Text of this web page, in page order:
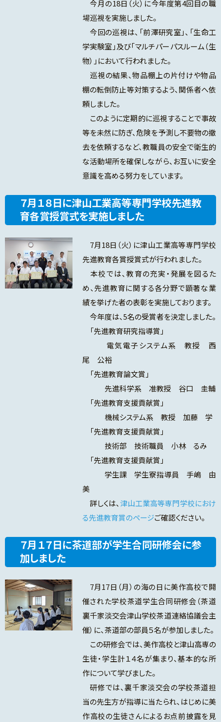
今月の18日（火）に今年度第4回目の職
場巡視を実施しました。
今回の巡視は、「前澤研究室」、「生命工
学実験室」及び「マルチパーパスルーム（生
物）」において行われました。
巡視の結果、物品棚上の片付けや物品
棚の転倒防止等対策するよう、関係者へ依
頼しました。
このように定期的に巡視することで事故
等を未然に防ぎ、危険を予測し不要物の撤
去を依頼するなど、教職員の安全で衛生的
な活動場所を確保しながら、お互いに安全
意識を高める努力をしています。
７月１８日に津山工業高等専門学校先進教
育各賞授賞式を実施しました
7月18日（火）に津山工業高等専門学校
先進教育各賞授賞式が行われました。
本校では、教育の充実・発展を図るた
め、先進教育に関する各分野で顕著な業
績を挙げた者の表彰を実施しております。
今年度は、5名の受賞者を決定しました。
「先進教育研究指導賞」
電気電子システム系 教授 西
尾 公裕
「先進教育論文賞」
先進科学系 准教授 谷口 圭輔
「先進教育支援貢献賞」
機械システム系 教授 加藤 学
「先進教育支援貢献賞」
技術部 技術職員 小林 るみ
「先進教育支援貢献賞」
学生課 学生寮指導員 手嶋 由
美
詳しくは、津山工業高等専門学校におけ
る先進教育賞のページご確認ください。
７月１７日に茶道部が学生合同研修会に参
加しました
7月17日（月）の海の日に美作高校で開
催された学校茶道学生合同研修会（茶道
裏千家淡交会津山学校茶道連絡協議会主
催）に、茶道部の部員５名が参加しました。
この研修会では、美作高校と津山高専の
生徒・学生計１４名が集まり、基本的な所
作について学びました。
研修では、裏千家淡交会の学校茶道担
当の先生方が指導に当たられ、はじめに美
作高校の生徒さんによるお点前披露を見